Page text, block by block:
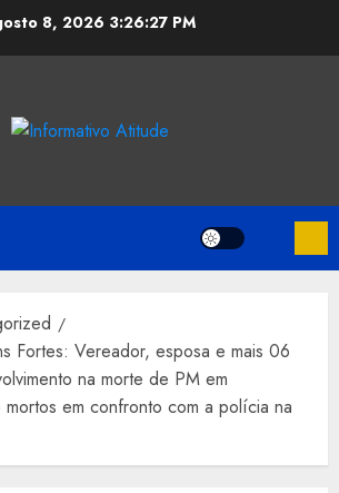
8, 2026 3:26:28 PM
Fortes: Vereador, esposa e mais 06
na morte de PM em
mortos em confronto com a polícia na